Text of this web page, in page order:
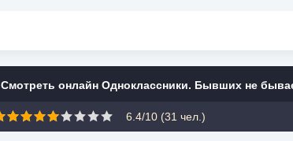
Смотреть онлайн Одноклассники. Бывших не
6.4/10 (31 чел.)